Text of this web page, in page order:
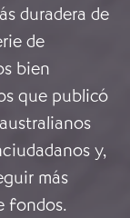
duradera de
de
bien
que publicó
y,
más
fondos.